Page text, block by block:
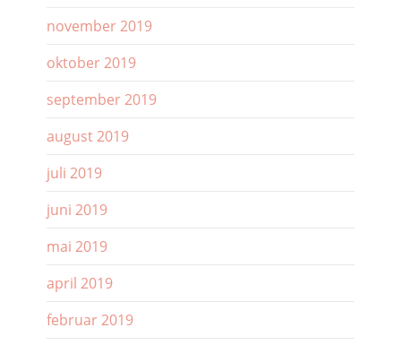
november 2019
oktober 2019
september 2019
august 2019
juli 2019
juni 2019
mai 2019
april 2019
februar 2019